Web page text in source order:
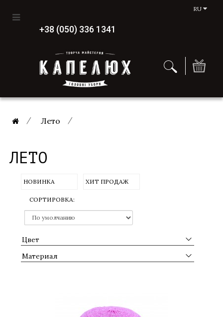
RU
+38 (050) 336 1341
Лето
ЛЕТО
НОВИНКА ХИТ ПРОДАЖ
СОРТИРОВКА:
Цвет
Материал